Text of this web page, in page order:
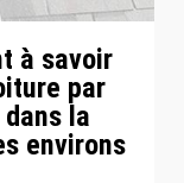
à savoir
par
la
environs